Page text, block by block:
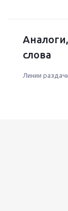
слова
Линии